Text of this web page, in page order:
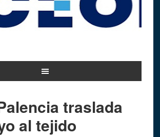
traslada
al tejido